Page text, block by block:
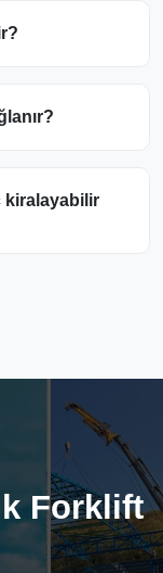
kiralayabilir
Forklift